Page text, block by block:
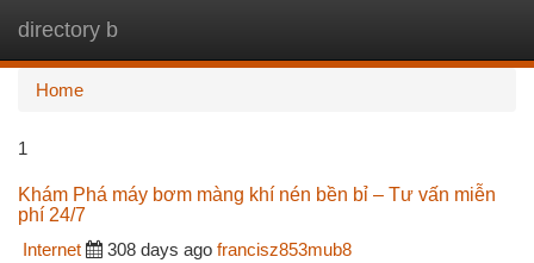
directory b
Home
1
Khám Phá máy bơm màng khí nén bền bỉ – Tư vấn miễn
phí 24/7
Internet
308 days ago francisz853mub8